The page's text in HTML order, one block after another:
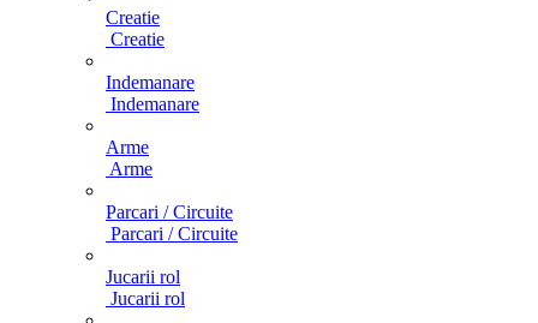
Creatie
Creatie
Indemanare
Indemanare
Arme
Arme
Parcari / Circuite
Parcari / Circuite
Jucarii rol
Jucarii rol